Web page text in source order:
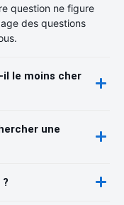
question ne figure
des questions
le moins cher
une